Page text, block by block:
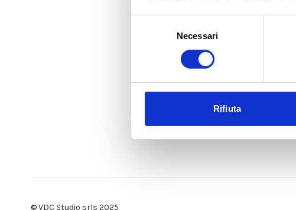
Necessari
Rifiuta
© VDC Studio srls 2025